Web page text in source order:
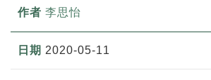
李思怡
2020-05-11